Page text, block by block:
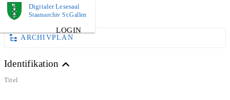
Digitaler Lesesaal
Staatsarchiv St.Gallen
LOGIN
BUCH
ARCHIVPLAN
Identifikation
Titel